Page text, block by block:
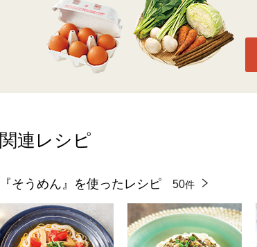
関連レシピ
『そうめん』を使ったレシピ 50件